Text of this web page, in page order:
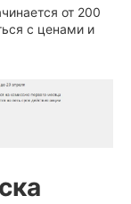
от 200
с ценами и